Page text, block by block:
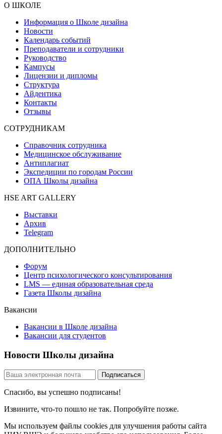
О ШКОЛЕ
Информация о Школе дизайна
Новости
Календарь событий
Преподаватели и сотрудники
Руководство
Кампусы
Лицензии и дипломы
Структура
Айдентика
Контакты
Отзывы
СОТРУДНИКАМ
Справочник сотрудника
Медицинское обслуживание
Антиплагиат
Экспедиции по городам России
ОПА Школы дизайна
HSE ART GALLERY
Выставки
Архив
Telegram
ДОПОЛНИТЕЛЬНО
Форум
Центр психологического консультирования
LMS — единая образовательная среда
Газета Школы дизайна
Вакансии
Вакансии в Школе дизайна
Вакансии для студентов
Новости Школы дизайна
Спасибо, вы успешно подписаны!
Извините, что-то пошло не так. Попробуйте позже.
Мы используем файлы cookies для улучшения работы сайта